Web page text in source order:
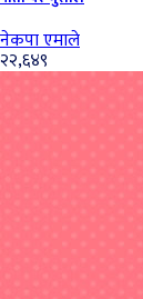
नेकपा एमाले
२२,६४९